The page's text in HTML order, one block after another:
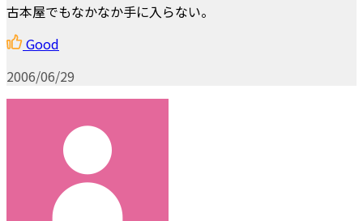
古本屋でもなかなか手に入らない。
Good
2006/06/29